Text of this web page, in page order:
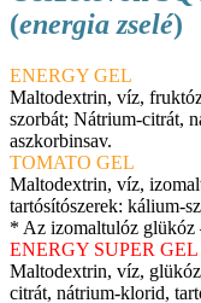
(energia zselé)
ENERGY GEL
Maltodextrin, víz,
szorbát; Nátrium-citrát,
aszkorbinsav.
TOMATO GEL
Maltodextrin, víz,
tartósítószerek: kálium-
* Az izomaltulóz glükóz
ENERGY SUPER
Maltodextrin, víz,
citrát, nátrium-klorid,